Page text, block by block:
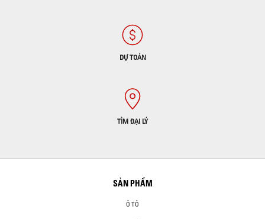
DỰ TOÁN
TÌM ĐẠI LÝ
SẢN PHẨM
Ô TÔ